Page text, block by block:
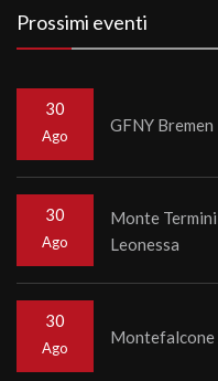
Prossimi eventi
30
Ago
GFNY Bremen
30
Ago
Monte
Leonessa
30
Ago
Montefalcone